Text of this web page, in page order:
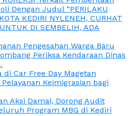
Dengan Judul “PERILAKU
KEDIRI NYLENEH, CURHAT
DI SEMBELIH, ADA
Pengesahan Warga Baru
Periksa Kendaraan Dinas
di Car Free Day Magetan
Keimigrasian bagi
Aksi Damai, Dorong Audit
Program MBG di Kediri